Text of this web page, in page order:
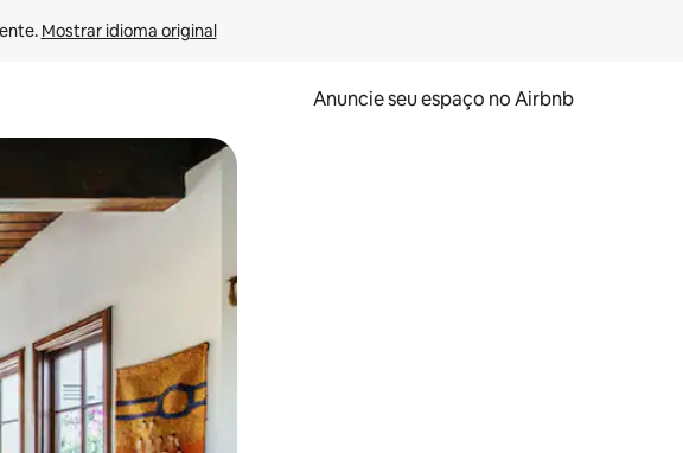
Mostrar idioma original
Anuncie seu espaço no Airbnb